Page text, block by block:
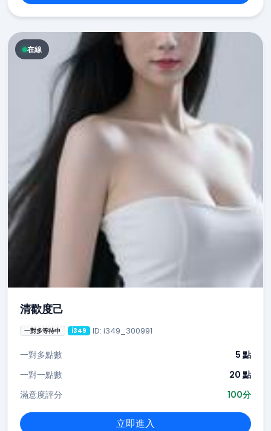
在線
清歡度己
一對多等待中 i349 ID: i349_300991
一對多點數
5 點
一對一點數
20 點
滿意度評分
100分
立即進入